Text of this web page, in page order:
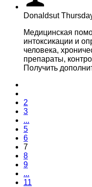
Donaldsut
Медицинская
интоксикации и
человека,
препараты,
Получить
2
3
...
5
6
7
8
9
...
11